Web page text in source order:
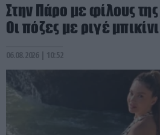
Στην Πάρο με φίλους
Οι πόζες με ριγέ
06.08.2026 | 10:52